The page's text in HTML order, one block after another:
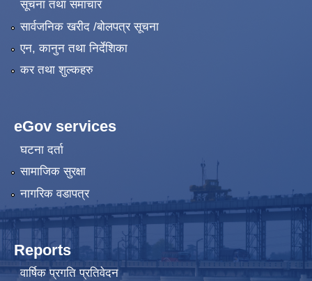
सूचना तथा समाचार
सार्वजनिक खरीद /बोलपत्र सूचना
एन, कानुन तथा निर्देशिका
कर तथा शुल्कहरु
eGov services
घटना दर्ता
सामाजिक सुरक्षा
नागरिक वडापत्र
Reports
वार्षिक प्रगति प्रतिवेदन